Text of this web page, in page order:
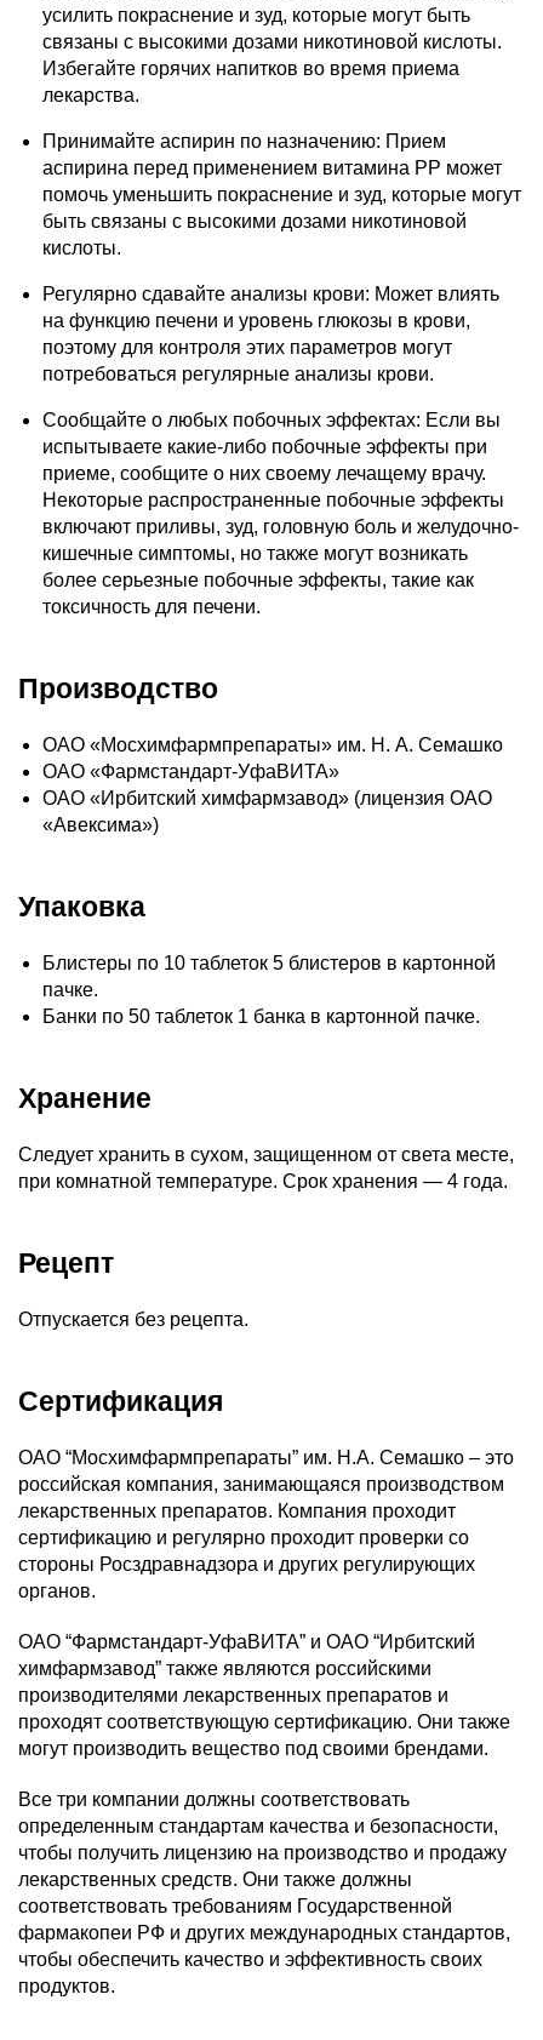
усилить покраснение и зуд, которые могут быть
связаны с высокими дозами никотиновой кислоты.
Избегайте горячих напитков во время приема
лекарства.
Принимайте аспирин по назначению: Прием
аспирина перед применением витамина РР может
помочь уменьшить покраснение и зуд, которые могут
быть связаны с высокими дозами никотиновой
кислоты.
Регулярно сдавайте анализы крови: Может влиять
на функцию печени и уровень глюкозы в крови,
поэтому для контроля этих параметров могут
потребоваться регулярные анализы крови.
Сообщайте о любых побочных эффектах: Если вы
испытываете какие-либо побочные эффекты при
приеме, сообщите о них своему лечащему врачу.
Некоторые распространенные побочные эффекты
включают приливы, зуд, головную боль и желудочно-
кишечные симптомы, но также могут возникать
более серьезные побочные эффекты, такие как
токсичность для печени.
Производство
ОАО «Мосхимфармпрепараты» им. Н. А. Семашко
ОАО «Фармстандарт-УфаВИТА»
ОАО «Ирбитский химфармзавод» (лицензия ОАО
«Авексима»)
Упаковка
Блистеры по 10 таблеток 5 блистеров в картонной
пачке.
Банки по 50 таблеток 1 банка в картонной пачке.
Хранение
Следует хранить в сухом, защищенном от света месте,
при комнатной температуре. Срок хранения — 4 года.
Рецепт
Отпускается без рецепта.
Сертификация
ОАО “Мосхимфармпрепараты” им. Н.А. Семашко – это
российская компания, занимающаяся производством
лекарственных препаратов. Компания проходит
сертификацию и регулярно проходит проверки со
стороны Росздравнадзора и других регулирующих
органов.
ОАО “Фармстандарт-УфаВИТА” и ОАО “Ирбитский
химфармзавод” также являются российскими
производителями лекарственных препаратов и
проходят соответствующую сертификацию. Они также
могут производить вещество под своими брендами.
Все три компании должны соответствовать
определенным стандартам качества и безопасности,
чтобы получить лицензию на производство и продажу
лекарственных средств. Они также должны
соответствовать требованиям Государственной
фармакопеи РФ и других международных стандартов,
чтобы обеспечить качество и эффективность своих
продуктов.